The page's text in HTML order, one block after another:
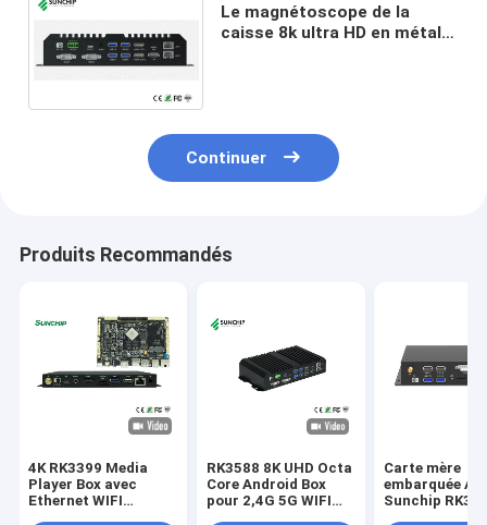
Le magnétoscope de la
caisse 8k ultra HD en métal a
Continuer
Produits Recommandés
4K RK3399 Media
Player Box avec
Ethernet WIFI
RK3588 8K UHD Octa
Core Android Box
pour 2,4G 5G WIFI
Carte mère
embarquée
Sunchip